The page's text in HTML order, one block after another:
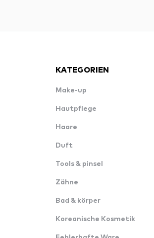
KATEGORIEN
Make-up
Hautpflege
Haare
Duft
Tools & pinsel
Zähne
Bad & körper
Koreanische Kosmetik